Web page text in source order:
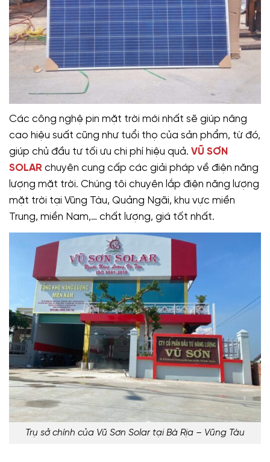
Các công nghệ pin mặt trời mới nhất sẽ giúp nâng
cao hiệu suất cũng như tuổi thọ của sản phẩm, từ đó,
giúp chủ đầu tư tối ưu chi phí hiệu quả. VŨ SƠN
SOLAR chuyên cung cấp các giải pháp về điện năng
lượng mặt trời. Chúng tôi chuyên lắp điện năng lượng
mặt trời tại Vũng Tàu, Quảng Ngãi, khu vực miền
Trung, miền Nam,… chất lượng, giá tốt nhất.
Trụ sở chính của Vũ Sơn Solar tại Bà Rịa – Vũng Tàu